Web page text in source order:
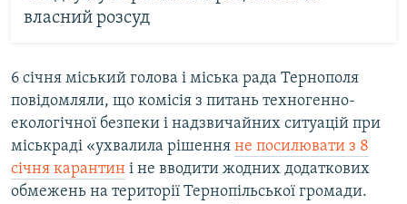
власний розсуд
6 січня міський голова і міська рада Тернополя
повідомляли, що комісія з питань техногенно-
екологічної безпеки і надзвичайних ситуацій при
міськраді «ухвалила рішення не посилювати з 8
січня карантин і не вводити жодних додаткових
обмежень на території Тернопільської громади.